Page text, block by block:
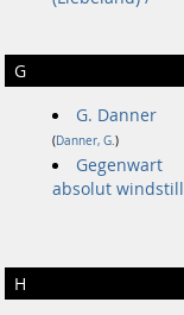
G
G. Danner
(Danner, G.)
Gegenwart
absolut windstill
H